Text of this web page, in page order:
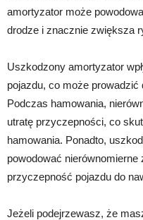
amortyzator może
drodze i znacznie zwiększa
Uszkodzony amortyzator
pojazdu, co może
Podczas hamowania,
utratę przyczepności, co
hamowania. Ponadto,
powodować nierównomierne
przyczepność pojazdu do
Jeżeli podejrzewasz, że